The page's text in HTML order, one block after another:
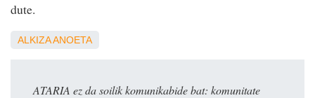
dute.
ALKIZAANOETA
ATARIA ez da soilik komunikabide bat: komunitate